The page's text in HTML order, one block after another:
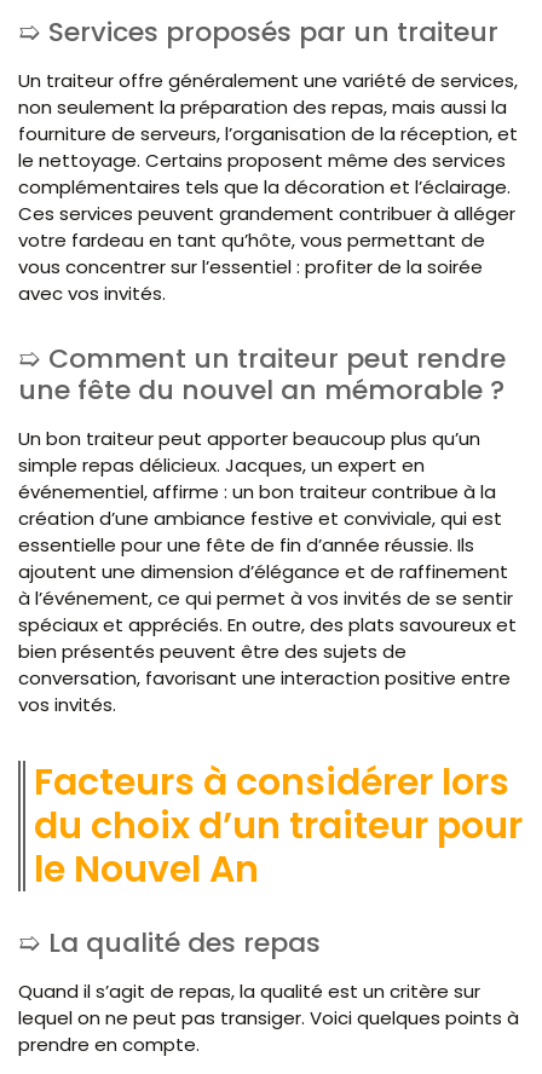
Services proposés par un traiteur
Un traiteur offre généralement une variété de services,
non seulement la préparation des repas, mais aussi la
fourniture de serveurs, l’organisation de la réception, et
le nettoyage. Certains proposent même des services
complémentaires tels que la décoration et l’éclairage.
Ces services peuvent grandement contribuer à alléger
votre fardeau en tant qu’hôte, vous permettant de
vous concentrer sur l’essentiel : profiter de la soirée
avec vos invités.
Comment un traiteur peut rendre
une fête du nouvel an mémorable ?
Un bon traiteur peut apporter beaucoup plus qu’un
simple repas délicieux. Jacques, un expert en
événementiel, affirme : un bon traiteur contribue à la
création d’une ambiance festive et conviviale, qui est
essentielle pour une fête de fin d’année réussie. Ils
ajoutent une dimension d’élégance et de raffinement
à l’événement, ce qui permet à vos invités de se sentir
spéciaux et appréciés. En outre, des plats savoureux et
bien présentés peuvent être des sujets de
conversation, favorisant une interaction positive entre
vos invités.
Facteurs à considérer lors
du choix d’un traiteur pour
le Nouvel An
La qualité des repas
Quand il s’agit de repas, la qualité est un critère sur
lequel on ne peut pas transiger. Voici quelques points à
prendre en compte.